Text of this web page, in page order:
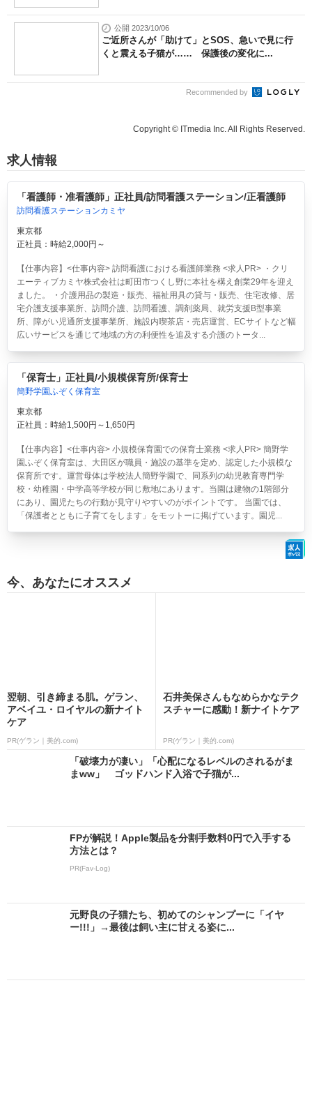
公開 2023/10/06
ご近所さんが「助けて」とSOS、急いで見に行
くと震える子猫が…… 保護後の変化に...
Recommended by
Copyright © ITmedia Inc. All Rights Reserved.
求人情報
「看護師・准看護師」正社員/訪問看護ステーション/正看護師
訪問看護ステーションカミヤ
東京都
正社員：時給2,000円～
【仕事内容】<仕事内容> 訪問看護における看護師業務 <求人PR> ・クリ
エーティブカミヤ株式会社は町田市つくし野に本社を構え創業29年を迎え
ました。 ・介護用品の製造・販売、福祉用具の貸与・販売、住宅改修、居
宅介護支援事業所、訪問介護、訪問看護、調剤薬局、就労支援B型事業
所、障がい児通所支援事業所、施設内喫茶店・売店運営、ECサイトなど幅
広いサービスを通じて地域の方の利便性を追及する介護のトータ...
「保育士」正社員/小規模保育所/保育士
簡野学園ふぞく保育室
東京都
正社員：時給1,500円～1,650円
【仕事内容】<仕事内容> 小規模保育園での保育士業務 <求人PR> 簡野学
園ふぞく保育室は、大田区が職員・施設の基準を定め、認定した小規模な
保育所です。運営母体は学校法人簡野学園で、同系列の幼児教育専門学
校・幼稚園・中学高等学校が同じ敷地にあります。当園は建物の1階部分
にあり、園児たちの行動が見守りやすいのがポイントです。 当園では、
「保護者とともに子育てをします」をモットーに掲げています。園児...
今、あなたにオススメ
翌朝、引き締まる肌。ゲラン、
アベイユ・ロイヤルの新ナイト
ケア
PR(ゲラン｜美的.com)
石井美保さんもなめらかなテク
スチャーに感動！新ナイトケア
PR(ゲラン｜美的.com)
「破壊力が凄い」「心配になるレベルのされるがま
まww」 ゴッドハンド入浴で子猫が...
FPが解説！Apple製品を分割手数料0円で入手する
方法とは？
PR(Fav-Log)
元野良の子猫たち、初めてのシャンプーに「イヤ
ー!!!」→最後は飼い主に甘える姿に...